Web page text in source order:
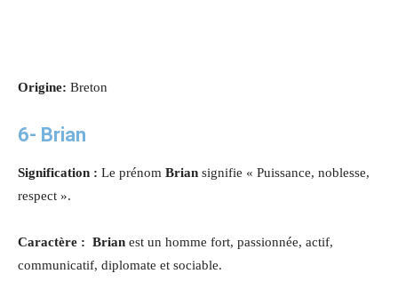
Origine: Breton
6- Brian
Signification : Le prénom Brian signifie « Puissance, noblesse,
respect ».
Caractère : Brian est un homme fort, passionnée, actif,
communicatif, diplomate et sociable.